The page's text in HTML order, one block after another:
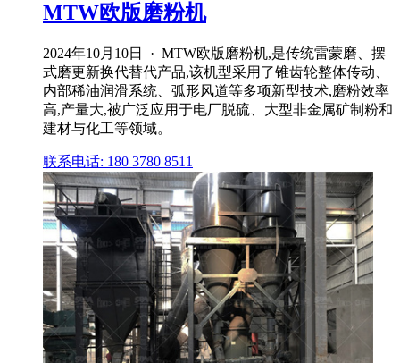
MTW欧版磨粉机
2024年10月10日 · MTW欧版磨粉机,是传统雷蒙磨、摆
式磨更新换代替代产品,该机型采用了锥齿轮整体传动、
内部稀油润滑系统、弧形风道等多项新型技术,磨粉效率
高,产量大,被广泛应用于电厂脱硫、大型非金属矿制粉和
建材与化工等领域。
联系电话: 180 3780 8511